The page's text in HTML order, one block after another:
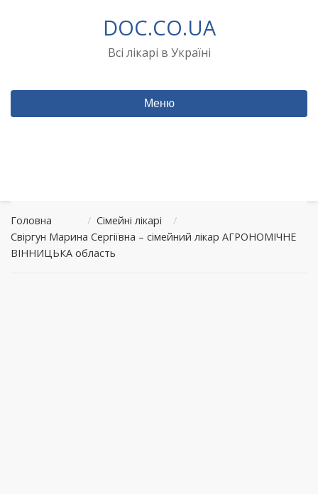
DOC.CO.UA
Всі лікарі в Україні
Меню
Головна / Сімейні лікарі
/
Свіргун Марина Сергіївна – сімейний лікар АГРОНОМІЧНЕ
ВІННИЦЬКА область